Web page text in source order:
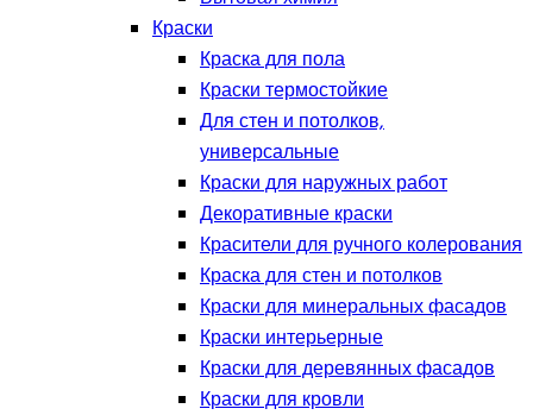
Краски
Краска для пола
Краски термостойкие
Для стен и потолков,
универсальные
Краски для наружных работ
Декоративные краски
Красители для ручного колерования
Краска для стен и потолков
Краски для минеральных фасадов
Краски интерьерные
Краски для деревянных фасадов
Краски для кровли